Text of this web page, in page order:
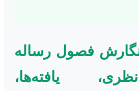
فصول رساله
یافته‌ها،